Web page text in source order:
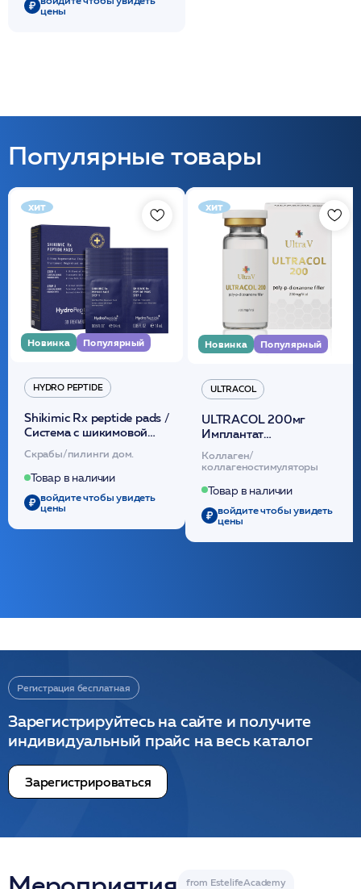
цены
Популярные товары
хит
Новинка Популярный
HYDRO PEPTIDE
Shikimic Rx peptide pads /
Cистема с шикимовой
кислотой обновляющая
(30шт) /HP
Скрабы/пилинги дом.
Товар в наличии
войдите чтобы увидеть
цены
хит
Новинка Популярный
ULTRACOL
ULTRACOL 200мг
Имплантат
внутридермальный,
стерильный на основе
полидиоксанона
/ULTRACOL
Коллаген/
коллагеностимуляторы
Товар в наличии
войдите чтобы увидеть
цены
Регистрация бесплатная
Зарегистрируйтесь на сайте и получите
индивидуальный прайс на весь каталог
Зарегистрироваться